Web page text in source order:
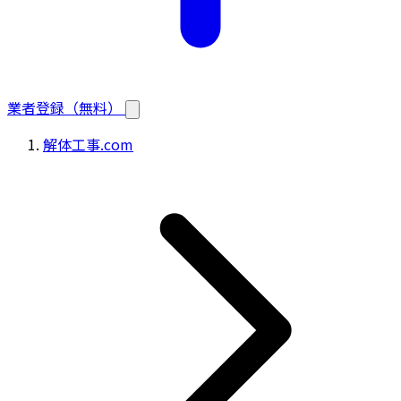
業者登録（無料）
解体工事.com